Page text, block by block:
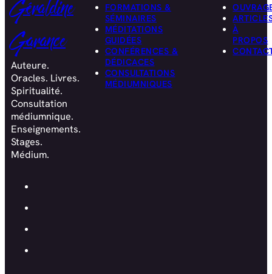
Géraldine
Garance
Auteure.
Oracles. Livres.
Spiritualité.
Consultation
médiumnique.
Enseignements.
Stages.
Médium.
FORMATIONS &
SÉMINAIRES
MÉDITATIONS
GUIDÉES
CONFÉRENCES &
DÉDICACES
CONSULTATIONS
MÉDIUMNIQUES
À
PROPOS